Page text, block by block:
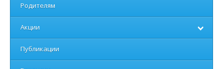
Родителям
Акции
Публикации